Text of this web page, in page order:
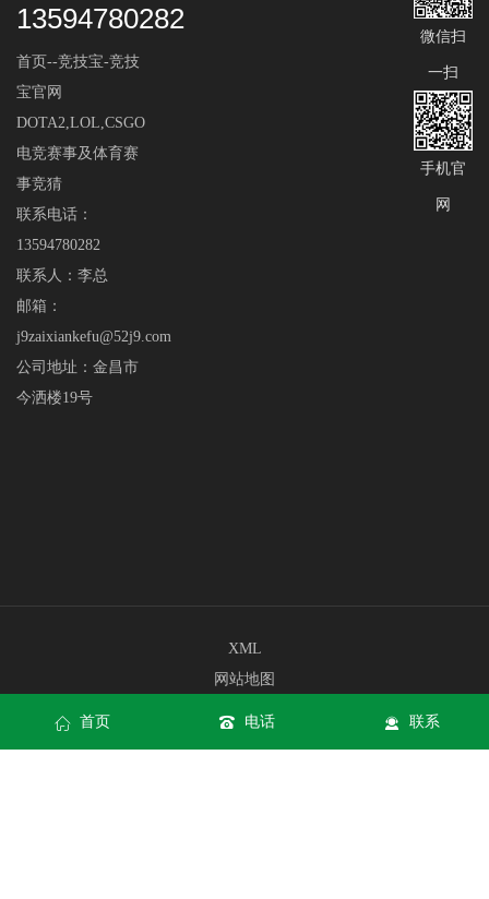
13594780282
首页--竞技宝-竞技
宝官网
DOTA2,LOL,CSGO
电竞赛事及体育赛
事竞猜
联系电话：
13594780282
联系人：李总
邮箱：
j9zaixiankefu@52j9.com
公司地址：金昌市
今洒楼19号
微信扫
一扫
手机官
网
XML
网站地图
网站地图
首页 电话 联系